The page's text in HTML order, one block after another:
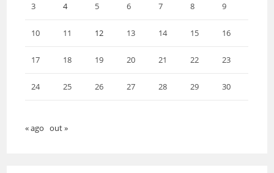
3 4 5 6 7 8 9
10 11 12 13 14 15 16
17 18 19 20 21 22 23
24 25 26 27 28 29 30
« ago out »